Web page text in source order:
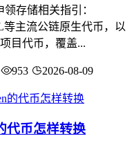
存储相关指引：
等主流公链原生代币，以
目代币，覆盖...
953 2026-08-09
代币怎样转换